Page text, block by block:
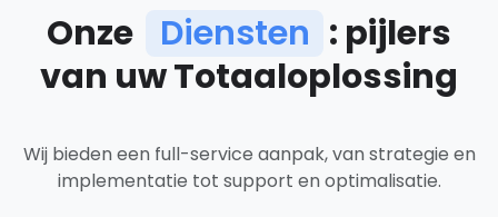
Onze Diensten : pijlers
van uw Totaaloplossing
Ons dienstenaanbod
Wij bieden een full-service aanpak, van strategie en
implementatie tot support en optimalisatie.